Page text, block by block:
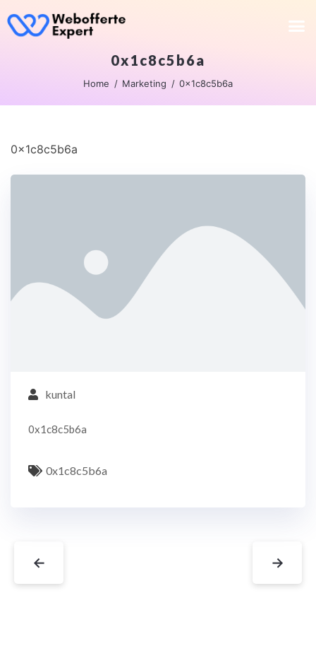
0x1c8c5b6a
Home Marketing 0x1c8c5b6a
0x1c8c5b6a
kuntal
0x1c8c5b6a
0x1c8c5b6a
← →